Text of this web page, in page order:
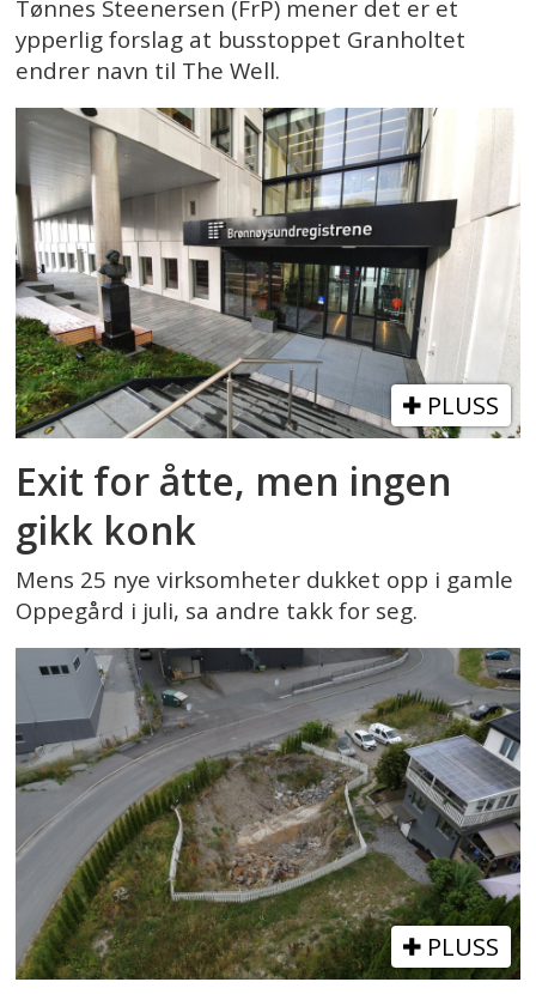
Tønnes Steenersen (FrP) mener det er et
ypperlig forslag at busstoppet Granholtet
endrer navn til The Well.
PLUSS
Exit for åtte, men ingen
gikk konk
Mens 25 nye virksomheter dukket opp i gamle
Oppegård i juli, sa andre takk for seg.
PLUSS